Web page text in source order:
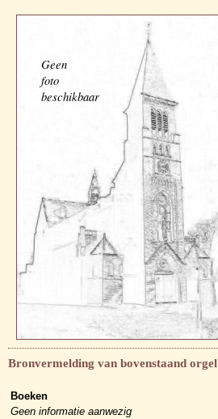
Geen
foto
beschikbaar
Bronvermelding van bovenstaand orgel
Boeken
Geen informatie aanwezig